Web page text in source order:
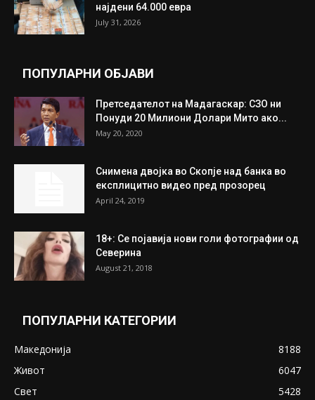
најдени 64.000 евра
July 31, 2026
ПОПУЛАРНИ ОБЈАВИ
Претседателот на Мадагаскар: СЗО ни
Понуди 20 Милиони Долари Мито ако...
May 20, 2020
Снимена двојка во Скопје над банка во
експлицитно видео пред прозорец
April 24, 2019
18+: Се појавија нови голи фотографии од
Северина
August 21, 2018
ПОПУЛАРНИ КАТЕГОРИИ
Македонија
8188
Живот
6047
Свет
5428